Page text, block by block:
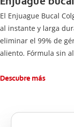
El Enjuague Bucal
al instante y larga
eliminar el 99% de
aliento. Fórmula sin
Descubre más